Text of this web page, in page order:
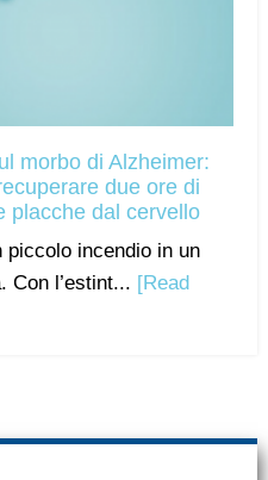
morbo di Alzheimer:
due ore di
placche dal cervello
piccolo incendio in un
Con l’estint... [Read